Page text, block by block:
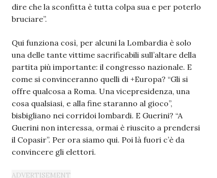
dire che la sconfitta è tutta colpa sua e per poterlo
bruciare”.
Qui funziona così, per alcuni la Lombardia è solo
una delle tante vittime sacrificabili sull’altare della
partita più importante: il congresso nazionale. E
come si convinceranno quelli di +Europa? “Gli si
offre qualcosa a Roma. Una vicepresidenza, una
cosa qualsiasi, e alla fine staranno al gioco”,
bisbigliano nei corridoi lombardi. E Guerini? “A
Guerini non interessa, ormai è riuscito a prendersi
il Copasir”. Per ora siamo qui. Poi là fuori c’è da
convincere gli elettori.